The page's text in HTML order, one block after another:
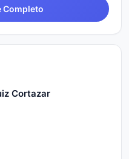
Completo
Cortazar